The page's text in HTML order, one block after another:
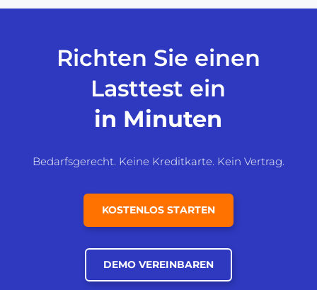
Richten Sie einen
Lasttest ein
in Minuten
Bedarfsgerecht. Keine Kreditkarte. Kein Vertrag.
KOSTENLOS STARTEN
DEMO VEREINBAREN